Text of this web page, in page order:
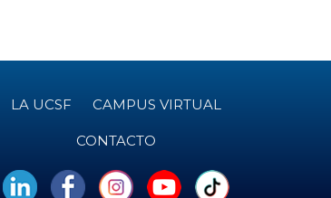
LA UCSF CAMPUS VIRTUAL
CONTACTO